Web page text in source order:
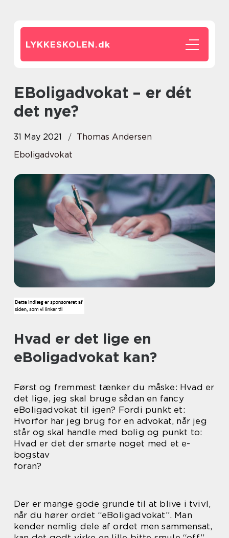
LYKKESKOLEN.dk
eBoligadvokat – er dét
det nye?
31 May 2021
Thomas Andersen
Eboligadvokat
Hvad er det lige en
eBoligadvokat kan?
Først og fremmest tænker du måske: Hvad er
det lige, jeg skal bruge sådan en fancy
eBoligadvokat til igen? Fordi punkt et:
Hvorfor har jeg brug for en advokat, når jeg
står og skal handle med bolig og punkt to:
Hvad er det der smarte noget med et e-
bogstav
foran?
Der er mange gode grunde til at blive i tvivl,
når du hører ordet “eBoligadvokat”. Man
kender nemlig dele af ordet men sammensat,